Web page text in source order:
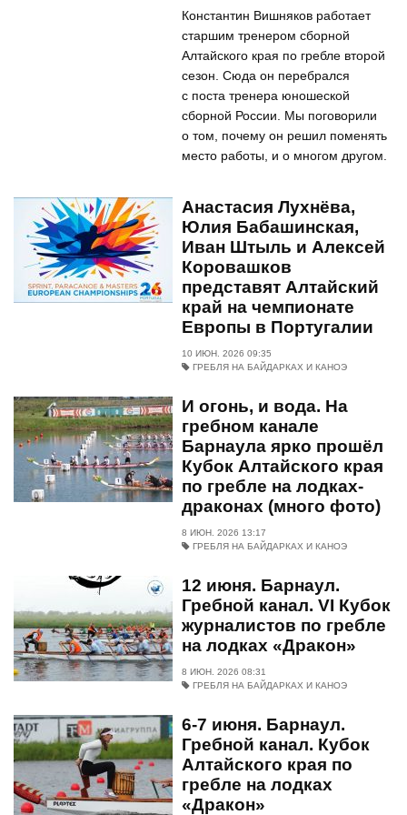
Константин Вишняков работает
старшим тренером сборной
Алтайского края по гребле второй
сезон. Сюда он перебрался
с поста тренера юношеской
сборной России. Мы поговорили
о том, почему он решил поменять
место работы, и о многом другом.
Анастасия Лухнёва,
Юлия Бабашинская,
Иван Штыль и Алексей
Коровашков
представят Алтайский
край на чемпионате
Европы в Португалии
10 ИЮН. 2026 09:35
ГРЕБЛЯ НА БАЙДАРКАХ И КАНОЭ
И огонь, и вода. На
гребном канале
Барнаула ярко прошёл
Кубок Алтайского края
по гребле на лодках-
драконах (много фото)
8 ИЮН. 2026 13:17
ГРЕБЛЯ НА БАЙДАРКАХ И КАНОЭ
12 июня. Барнаул.
Гребной канал. VI Кубок
журналистов по гребле
на лодках «Дракон»
8 ИЮН. 2026 08:31
ГРЕБЛЯ НА БАЙДАРКАХ И КАНОЭ
6-7 июня. Барнаул.
Гребной канал. Кубок
Алтайского края по
гребле на лодках
«Дракон»